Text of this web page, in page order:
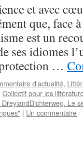
et avec
que, face
est un
ses idiomes
…
d'actualité,
Collectif pour les
DreylandDichterweg. Le
| Un commentaire